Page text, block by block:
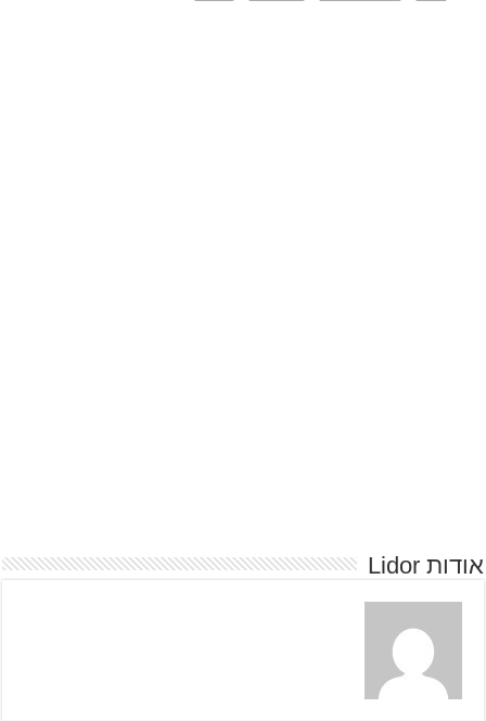
אודות Lidor